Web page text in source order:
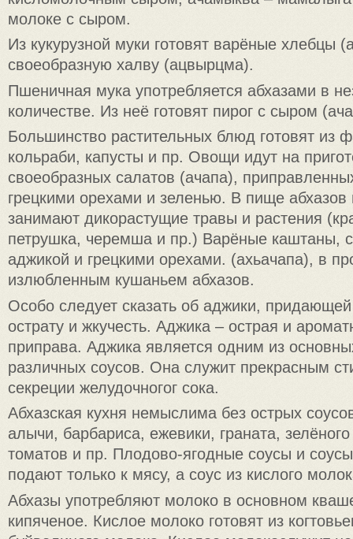
молоке с сыром.
Из кукурузной муки готовят варёные хлебцы
своеобразную халву (ацвырцма).
Пшеничная мука употребляется абхазами в
количестве. Из неё готовят пирог с сыром
Большинство растительных блюд готовят из
кольраби, капусты и пр. Овощи идут на
своеобразных салатов (ачапа),
грецкими орехами и зеленью. В пище абхазов
занимают дикорастущие травы и растения
петрушка, черемша и пр.) Варёные каштаны,
аджикой и грецкими орехами. (ахьачапа), в
излюбленным кушаньем абхазов.
Особо следует сказать об аджики,
острату и жкучесть. Аджика – острая и
приправа. Аджика является одним из
различных соусов. Она служит прекрасным
секреции желудочногог сока.
Абхазская кухня немыслима без острых
алычи, барбариса, ежевики, граната,
томатов и пр. Плодово-ягодные соусы и соусы
подают только к мясу, а соус из кислого
Абхазы употребляют молоко в основном
кипяченое. Кислое молоко готовят из